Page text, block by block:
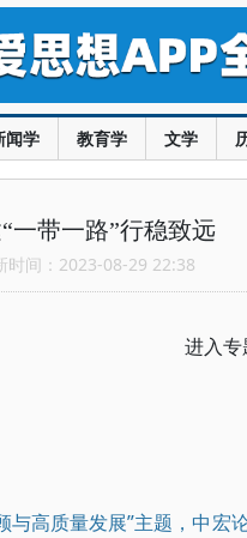
闻学 教育学 文学
一带一路”行稳致远
间：2023-08-29 22:38
进入专
高质量发展”主题，中宏